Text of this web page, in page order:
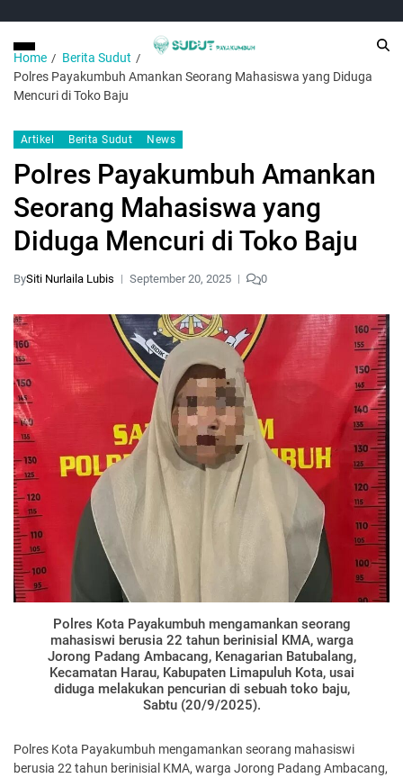
Home
Berita Sudut
Polres Payakumbuh Amankan Seorang Mahasiswa yang Diduga
Mencuri di Toko Baju
Artikel Berita Sudut News
Polres Payakumbuh Amankan
Seorang Mahasiswa yang
Diduga Mencuri di Toko Baju
BySiti Nurlaila Lubis September 20, 2025 0
Polres Kota Payakumbuh mengamankan seorang
mahasiswi berusia 22 tahun berinisial KMA, warga
Jorong Padang Ambacang, Kenagarian Batubalang,
Kecamatan Harau, Kabupaten Limapuluh Kota, usai
diduga melakukan pencurian di sebuah toko baju,
Sabtu (20/9/2025).
Polres Kota Payakumbuh mengamankan seorang mahasiswi
berusia 22 tahun berinisial KMA, warga Jorong Padang Ambacang,